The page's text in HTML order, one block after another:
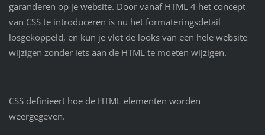
garanderen op je website. Door vanaf HTML 4 het concept
van CSS te introduceren is nu het formateringsdetail
losgekoppeld, en kun je vlot de looks van een hele website
wijzigen zonder iets aan de HTML te moeten wijzigen.
CSS definieert hoe de HTML elementen worden
weergegeven.